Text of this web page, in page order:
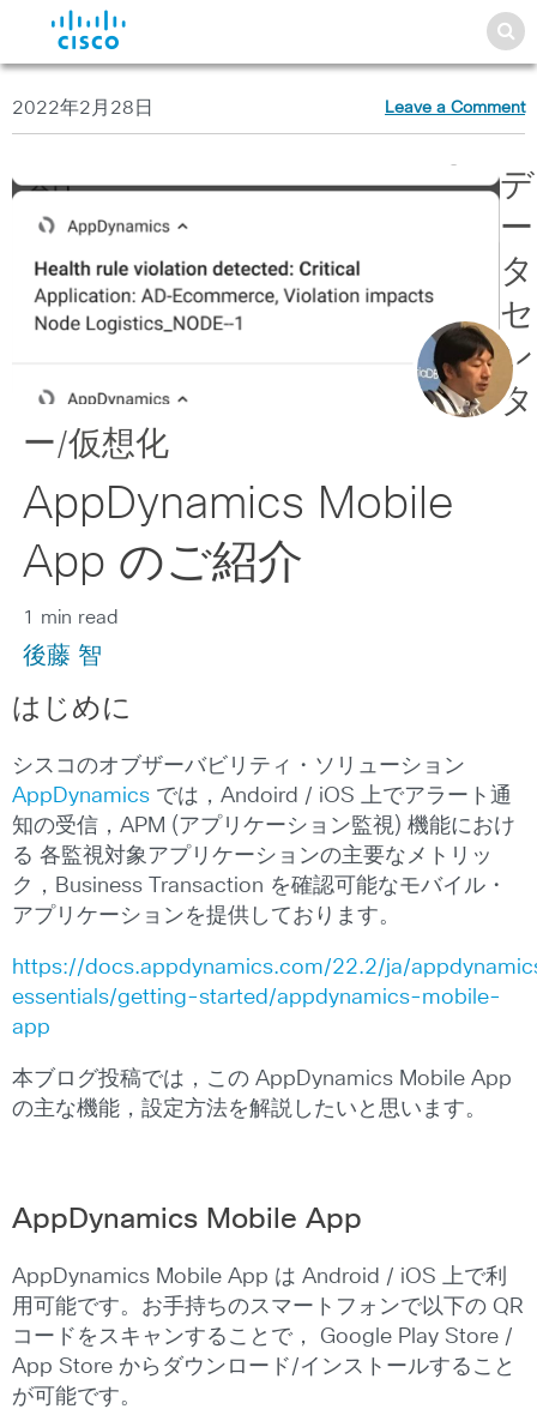
2022年2月28日 Leave a Comment
デ
ー
タ
セ
ン
タ
ー/仮想化
AppDynamics Mobile
App のご紹介
1 min read
後藤 智
はじめに
シスコのオブザーバビリティ・ソリューション
AppDynamics では，Andoird / iOS 上でアラート通
知の受信，APM (アプリケーション監視) 機能におけ
る 各監視対象アプリケーションの主要なメトリッ
ク，Business Transaction を確認可能なモバイル・
アプリケーションを提供しております。
https://docs.appdynamics.com/22.2/ja/
essentials/getting-started/appdynamics-mobile-
app
本ブログ投稿では，この AppDynamics Mobile App
の主な機能，設定方法を解説したいと思います。
AppDynamics Mobile App
AppDynamics Mobile App は Android / iOS 上で利
用可能です。お手持ちのスマートフォンで以下の QR
コードをスキャンすることで， Google Play Store /
App Store からダウンロード/インストールすること
が可能です。